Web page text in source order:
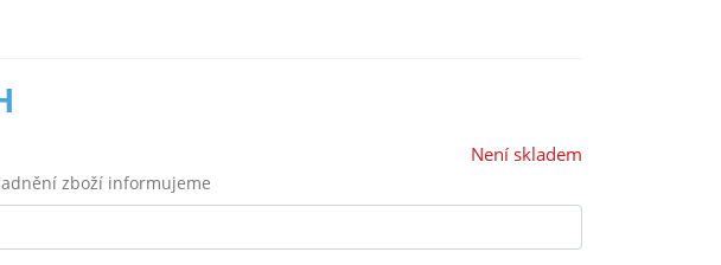
Není skladem
zboží informujeme